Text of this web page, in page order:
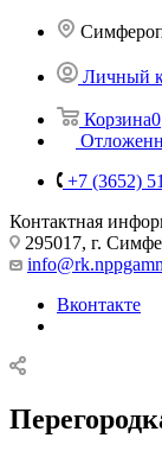
Личный
Корзина0
+7 (3652)
Контактная
295017, г.
Вконтакте